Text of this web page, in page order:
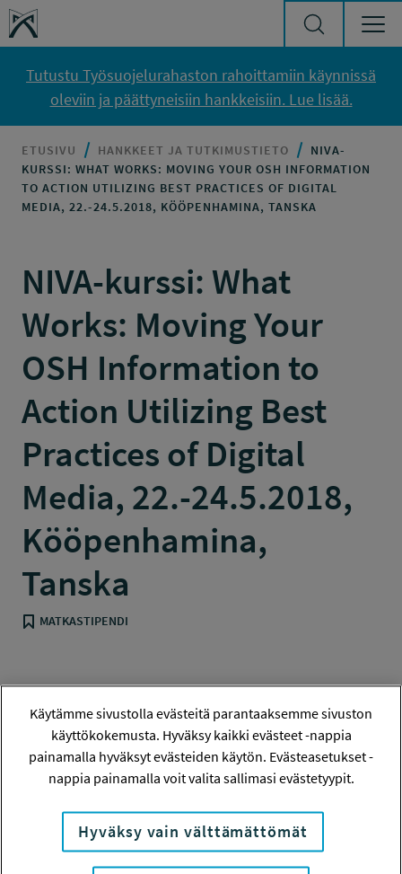
Siirry sisältöön
Työsuojelurahasto
Tutustu Työsuojelurahaston rahoittamiin käynnissä
oleviin ja päättyneisiin hankkeisiin. Lue lisää.
ETUSIVU HANKKEET JA TUTKIMUSTIETO
NIVA-
KURSSI: WHAT WORKS: MOVING YOUR OSH INFORMATION
TO ACTION UTILIZING BEST PRACTICES OF DIGITAL
MEDIA, 22.-24.5.2018, KÖÖPENHAMINA, TANSKA
NIVA-kurssi: What
Works: Moving Your
OSH Information to
Action Utilizing Best
Practices of Digital
Media, 22.-24.5.2018,
Kööpenhamina,
Tanska
MATKASTIPENDI
Hanketiedot
Tiivistelmä
Tiedote
Käytämme sivustolla evästeitä parantaaksemme sivuston
käyttökokemusta. Hyväksy kaikki evästeet -nappia
painamalla hyväksyt evästeiden käytön. Evästeasetukset -
nappia painamalla voit valita sallimasi evästetyypit.
Hyväksy vain välttämättömät